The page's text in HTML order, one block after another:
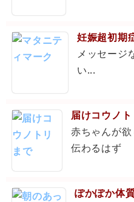
妊娠超初期
メッセージ
い...
届けコウノ
赤ちゃんが
伝わるはず
ぽかぽか体